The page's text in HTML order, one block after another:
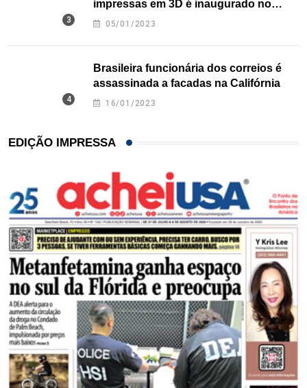
impressas em 3D é inaugurado no
Texas
05/01/2023
Brasileira funcionária dos correios é
assassinada a facadas na Califórnia
16/01/2023
EDIÇÃO IMPRESSA